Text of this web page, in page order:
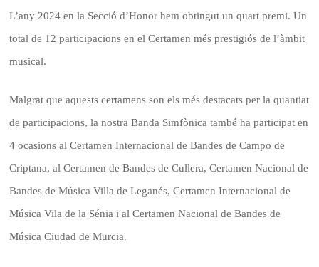
L’any 2024 en la Secció d’Honor hem obtingut un quart premi. Un
total de 12 participacions en el Certamen més prestigiós de l’àmbit
musical.
Malgrat que aquests certamens son els més destacats per la quantiat
de participacions, la nostra Banda Simfònica també ha participat en
4 ocasions al Certamen Internacional de Bandes de Campo de
Criptana, al Certamen de Bandes de Cullera, Certamen Nacional de
Bandes de Música Villa de Leganés, Certamen Internacional de
Música Vila de la Sénia i al Certamen Nacional de Bandes de
Música Ciudad de Murcia.